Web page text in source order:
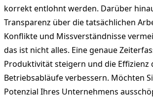
korrekt entlohnt werden. Darüber
Transparenz über die tatsächlichen
Konflikte und Missverständnisse
das ist nicht alles. Eine genaue
Produktivität steigern und die Effizienz
Betriebsabläufe verbessern. Möchten
Potenzial Ihres Unternehmens